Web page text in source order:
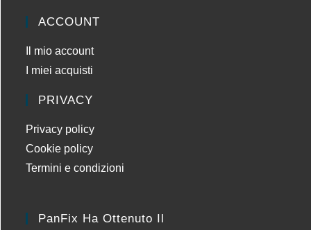
ACCOUNT
Il mio account
I miei acquisti
PRIVACY
Privacy policy
Cookie policy
Termini e condizioni
PanFix Ha Ottenuto Il